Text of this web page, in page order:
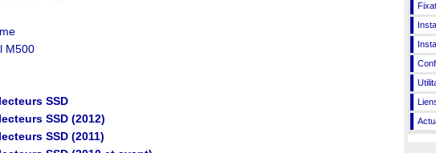
M500
SSD
SSD (2012)
SSD (2011)